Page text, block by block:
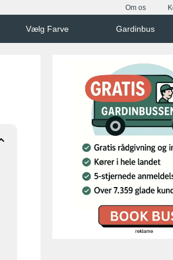
Om os
Vælg Farve Gardinbus